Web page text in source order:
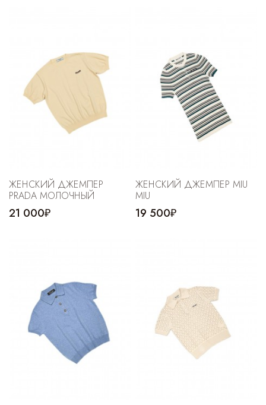
ЖЕНСКИЙ ДЖЕМПЕР
PRADA МОЛОЧНЫЙ
21 000₽
ЖЕНСКИЙ ДЖЕМПЕР MIU
MIU
19 500₽